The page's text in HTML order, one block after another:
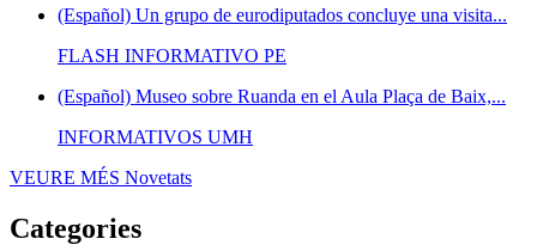
(Español) Un grupo de eurodiputados concluye una visita...
FLASH INFORMATIVO PE
(Español) Museo sobre Ruanda en el Aula Plaça de Baix,...
INFORMATIVOS UMH
VEURE MÉS Novetats
Categories